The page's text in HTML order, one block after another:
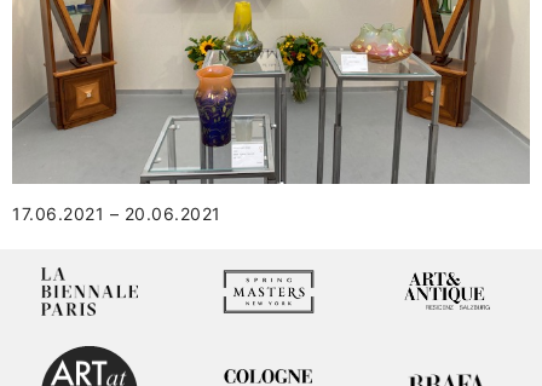
17.06.2021 – 20.06.2021